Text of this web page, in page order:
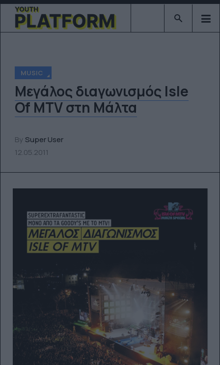
Type 2 or
MUSIC
Μεγάλος διαγωνισμός Isle
Of MTV στη Μάλτα
By Super User
12.05.2011